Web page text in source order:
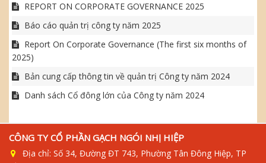
REPORT ON CORPORATE GOVERNANCE 2025
Báo cáo quản trị công ty năm 2025
Report On Corporate Governance (The first six months of
2025)
Bản cung cấp thông tin về quản trị Công ty năm 2024
Danh sách Cổ đông lớn của Công ty năm 2024
CÔNG TY CỔ PHẦN GẠCH NGÓI NHỊ HIỆP
Địa chỉ: Số 34, Đường ĐT 743, Phường Tân Đông Hiệp, TP